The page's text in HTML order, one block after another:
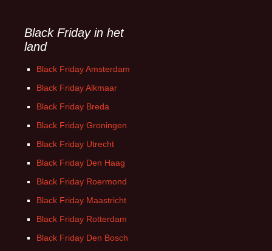
Black Friday in het
land
Black Friday Amsterdam
Black Friday Alkmaar
Black Friday Breda
Black Friday Groningen
Black Friday Utrecht
Black Friday Den Haag
Black Friday Roermond
Black Friday Maastricht
Black Friday Rotterdam
Black Friday Den Bosch